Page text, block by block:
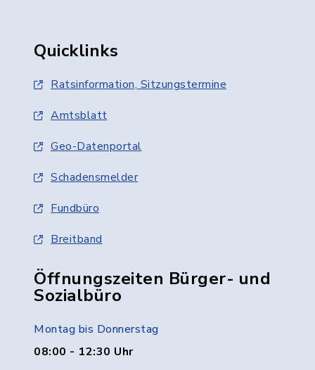
Quicklinks
Ratsinformation, Sitzungstermine
Amtsblatt
Geo-Datenportal
Schadensmelder
Fundbüro
Breitband
Öffnungszeiten Bürger- und
Sozialbüro
Montag bis Donnerstag
08:00 - 12:30 Uhr